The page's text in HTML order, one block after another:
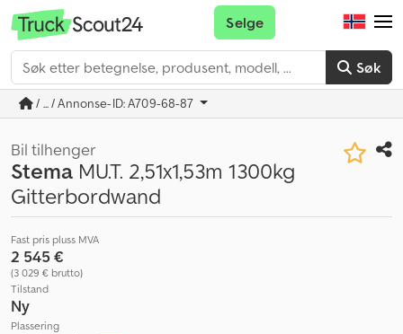
Søk
Selge
/ ... / Annonse-ID: A709-68-87
Bil tilhenger
Stema MU.T. 2,51x1,53m 1300kg
Gitterbordwand
Fast pris pluss MVA
2 545 €
(3 029 € brutto)
Tilstand
Ny
Plassering